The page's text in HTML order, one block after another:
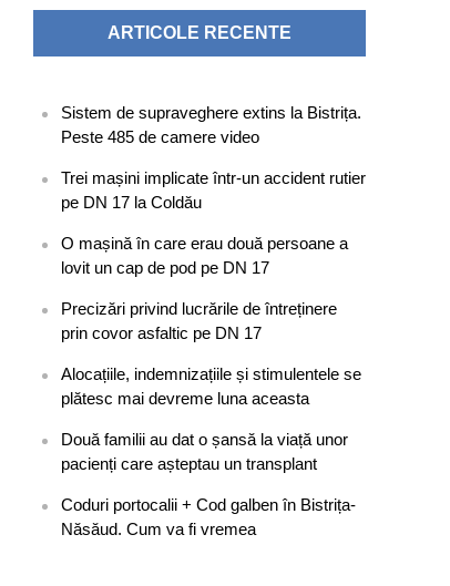
ARTICOLE RECENTE
Sistem de supraveghere extins la Bistrița.
Peste 485 de camere video
Trei mașini implicate într-un accident rutier
pe DN 17 la Coldău
O mașină în care erau două persoane a
lovit un cap de pod pe DN 17
Precizări privind lucrările de întreținere
prin covor asfaltic pe DN 17
Alocațiile, indemnizațiile și stimulentele se
plătesc mai devreme luna aceasta
Două familii au dat o șansă la viață unor
pacienți care așteptau un transplant
Coduri portocalii + Cod galben în Bistrița-
Năsăud. Cum va fi vremea